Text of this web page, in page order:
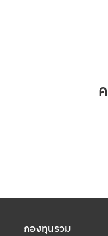
กองทุนรวม